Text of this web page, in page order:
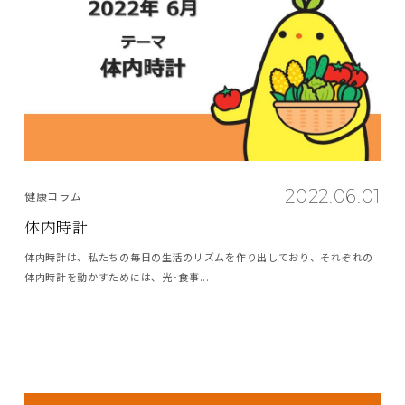
2022.06.01
健康コラム
体内時計
体内時計は、私たちの毎日の生活のリズムを作り出しており、それぞれの
体内時計を動かすためには、光･食事...